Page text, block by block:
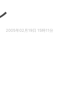
2005年02月19日 15時11分